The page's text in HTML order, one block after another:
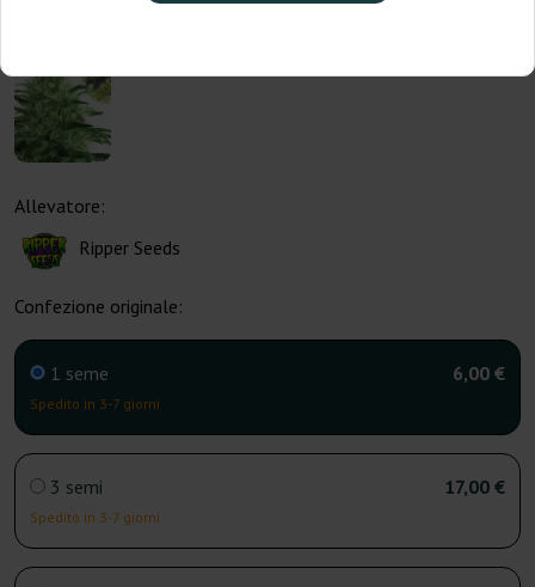
Allevatore:
Ripper Seeds
Confezione originale:
1 seme
Spedito in 3-7 giorni
6,00 €
3 semi
Spedito in 3-7 giorni
17,00 €